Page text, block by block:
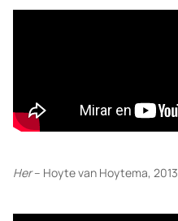
Her– Hoyte van Hoytema, 2013